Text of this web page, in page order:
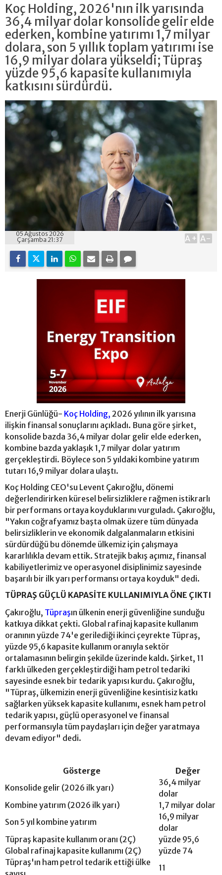
Koç Holding, 2026'nın ilk yarısında
36,4 milyar dolar konsolide gelir elde
ederken, kombine yatırımı 1,7 milyar
dolara, son 5 yıllık toplam yatırımı ise
16,9 milyar dolara yükseldi; Tüpraş
yüzde 95,6 kapasite kullanımıyla
katkısını sürdürdü.
05 Ağustos 2026
Çarşamba 21:37
A+ A-
Enerji Günlüğü- Koç Holding, 2026 yılının ilk yarısına
ilişkin finansal sonuçlarını açıkladı. Buna göre şirket,
konsolide bazda 36,4 milyar dolar gelir elde ederken,
kombine bazda yaklaşık 1,7 milyar dolar yatırım
gerçekleştirdi. Böylece son 5 yıldaki kombine yatırım
tutarı 16,9 milyar dolara ulaştı.
Koç Holding CEO'su Levent Çakıroğlu, dönemi
değerlendirirken küresel belirsizliklere rağmen istikrarlı
bir performans ortaya koyduklarını vurguladı. Çakıroğlu,
"Yakın coğrafyamız başta olmak üzere tüm dünyada
belirsizliklerin ve ekonomik dalgalanmaların etkisini
sürdürdüğü bu dönemde ülkemiz için çalışmaya
kararlılıkla devam ettik. Stratejik bakış açımız, finansal
kabiliyetlerimiz ve operasyonel disiplinimiz sayesinde
başarılı bir ilk yarı performansı ortaya koyduk" dedi.
TÜPRAŞ GÜÇLÜ KAPASİTE KULLANIMIYLA ÖNE ÇIKTI
Çakıroğlu, Tüpraşın ülkenin enerji güvenliğine sunduğu
katkıya dikkat çekti. Global rafinaj kapasite kullanım
oranının yüzde 74'e gerilediği ikinci çeyrekte Tüpraş,
yüzde 95,6 kapasite kullanım oranıyla sektör
ortalamasının belirgin şekilde üzerinde kaldı. Şirket, 11
farklı ülkeden gerçekleştirdiği ham petrol tedariki
sayesinde esnek bir tedarik yapısı kurdu. Çakıroğlu,
"Tüpraş, ülkemizin enerji güvenliğine kesintisiz katkı
sağlarken yüksek kapasite kullanımı, esnek ham petrol
tedarik yapısı, güçlü operasyonel ve finansal
performansıyla tüm paydaşları için değer yaratmaya
devam ediyor" dedi.
Gösterge
Değer
Konsolide gelir (2026 ilk yarı)
36,4 milyar
dolar
Kombine yatırım (2026 ilk yarı)
1,7 milyar dolar
Son 5 yıl kombine yatırım
16,9 milyar
dolar
Tüpraş kapasite kullanım oranı (2Ç)
yüzde 95,6
Global rafinaj kapasite kullanımı (2Ç)
yüzde 74
Tüpraş'ın ham petrol tedarik ettiği ülke
11